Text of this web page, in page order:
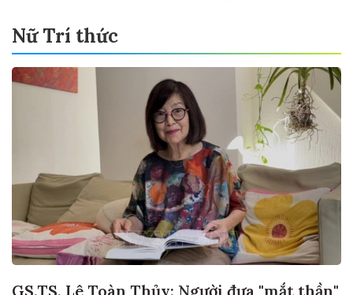
Nữ Trí thức
GS.TS. Lê Toàn Thủy: Người đưa "mắt thần"